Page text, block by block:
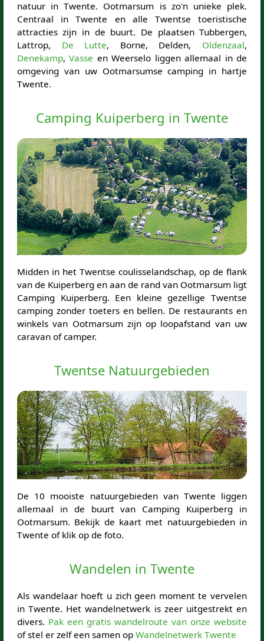
natuur in Twente. Ootmarsum is zo'n unieke plek.
Centraal in Twente en alle Twentse toeristische
attracties zijn in de buurt. De plaatsen Tubbergen,
Lattrop, De Lutte, Borne, Delden, Oldenzaal,
Denekamp,Vasse en Weerselo liggen allemaal in de
omgeving van uw Ootmarsumse camping in hartje
Twente.
Camping Kuiperberg in Twente
Midden in het Twentse coulisselandschap, op de flank
van de Kuiperberg en aan de rand van Ootmarsum ligt
Camping Kuiperberg. Een kleine gezellige Twentse
camping zonder toeters en bellen. De restaurants en
winkels van Ootmarsum zijn op loopafstand van uw
caravan of camper.
Twentse Natuurgebieden
De 10 mooiste natuurgebieden van Twente liggen
allemaal in de buurt van Camping Kuiperberg in
Ootmarsum. Bekijk de kaart met natuurgebieden in
Twente of klik op de foto.
Wandelen in Twente
Als wandelaar hoeft u zich geen moment te vervelen
in Twente. Het wandelnetwerk is zeer uitgestrekt en
divers. Pak een gratis wandelroute van onze website
of stel er zelf een samen op Wandelnetwerk Twente